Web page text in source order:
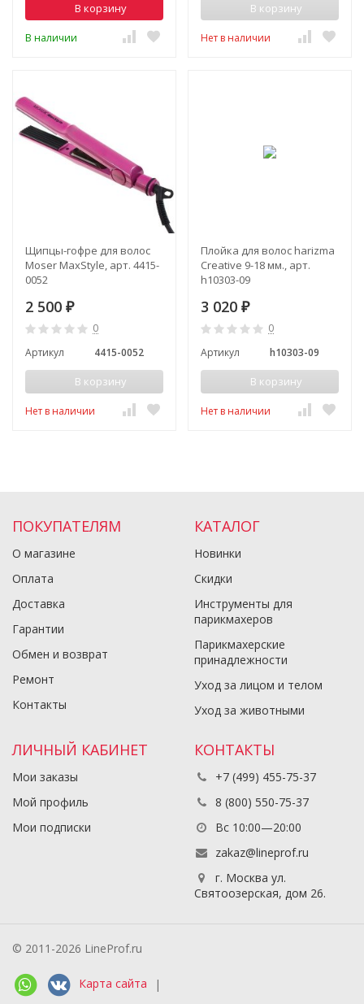
В корзину
В наличии
В корзину
Нет в наличии
Щипцы-гофре для волос
Moser MaxStyle, арт. 4415-
0052
2 500 ₽
0
Артикул
4415-0052
В корзину
Нет в наличии
Плойка для волос harizma
Creative 9-18 мм., арт.
h10303-09
3 020 ₽
0
Артикул
h10303-09
В корзину
Нет в наличии
ПОКУПАТЕЛЯМ
О магазине
Оплата
Доставка
Гарантии
Обмен и возврат
Ремонт
Контакты
КАТАЛОГ
Новинки
Скидки
Инструменты для
парикмахеров
Парикмахерские
принадлежности
Уход за лицом и телом
Уход за животными
ЛИЧНЫЙ КАБИНЕТ
Мои заказы
Мой профиль
Мои подписки
КОНТАКТЫ
+7 (499) 455-75-37
8 (800) 550-75-37
Вс 10:00—20:00
zakaz@lineprof.ru
г. Москва ул.
Святоозерская, дом 26.
© 2011-2026 LineProf.ru
Карта сайта |